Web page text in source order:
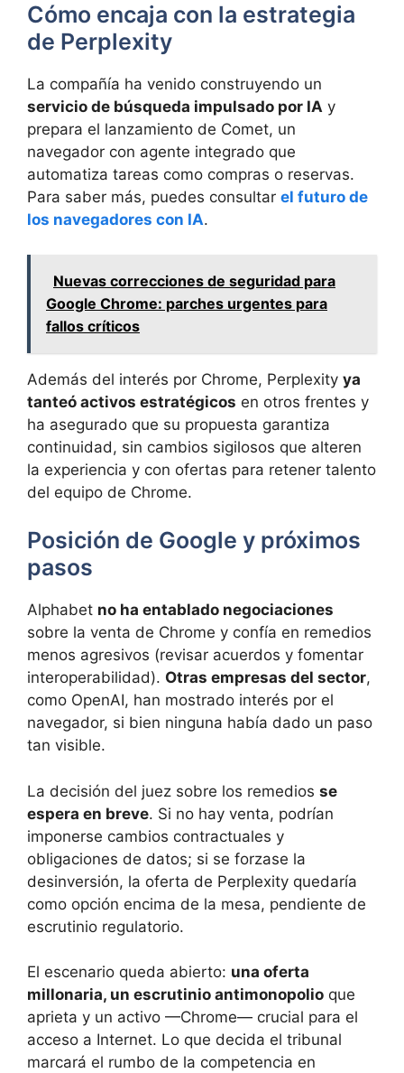
Cómo encaja con la estrategia
de Perplexity
La compañía ha venido construyendo un
servicio de búsqueda impulsado por IA y
prepara el lanzamiento de Comet, un
navegador con agente integrado que
automatiza tareas como compras o reservas.
Para saber más, puedes consultar el futuro de
los navegadores con IA.
Nuevas correcciones de seguridad para
Google Chrome: parches urgentes para
fallos críticos
Además del interés por Chrome, Perplexity ya
tanteó activos estratégicos en otros frentes y
ha asegurado que su propuesta garantiza
continuidad, sin cambios sigilosos que alteren
la experiencia y con ofertas para retener talento
del equipo de Chrome.
Posición de Google y próximos
pasos
Alphabet no ha entablado negociaciones
sobre la venta de Chrome y confía en remedios
menos agresivos (revisar acuerdos y fomentar
interoperabilidad). Otras empresas del sector,
como OpenAI, han mostrado interés por el
navegador, si bien ninguna había dado un paso
tan visible.
La decisión del juez sobre los remedios se
espera en breve. Si no hay venta, podrían
imponerse cambios contractuales y
obligaciones de datos; si se forzase la
desinversión, la oferta de Perplexity quedaría
como opción encima de la mesa, pendiente de
escrutinio regulatorio.
El escenario queda abierto: una oferta
millonaria, un escrutinio antimonopolio que
aprieta y un activo —Chrome— crucial para el
acceso a Internet. Lo que decida el tribunal
marcará el rumbo de la competencia en